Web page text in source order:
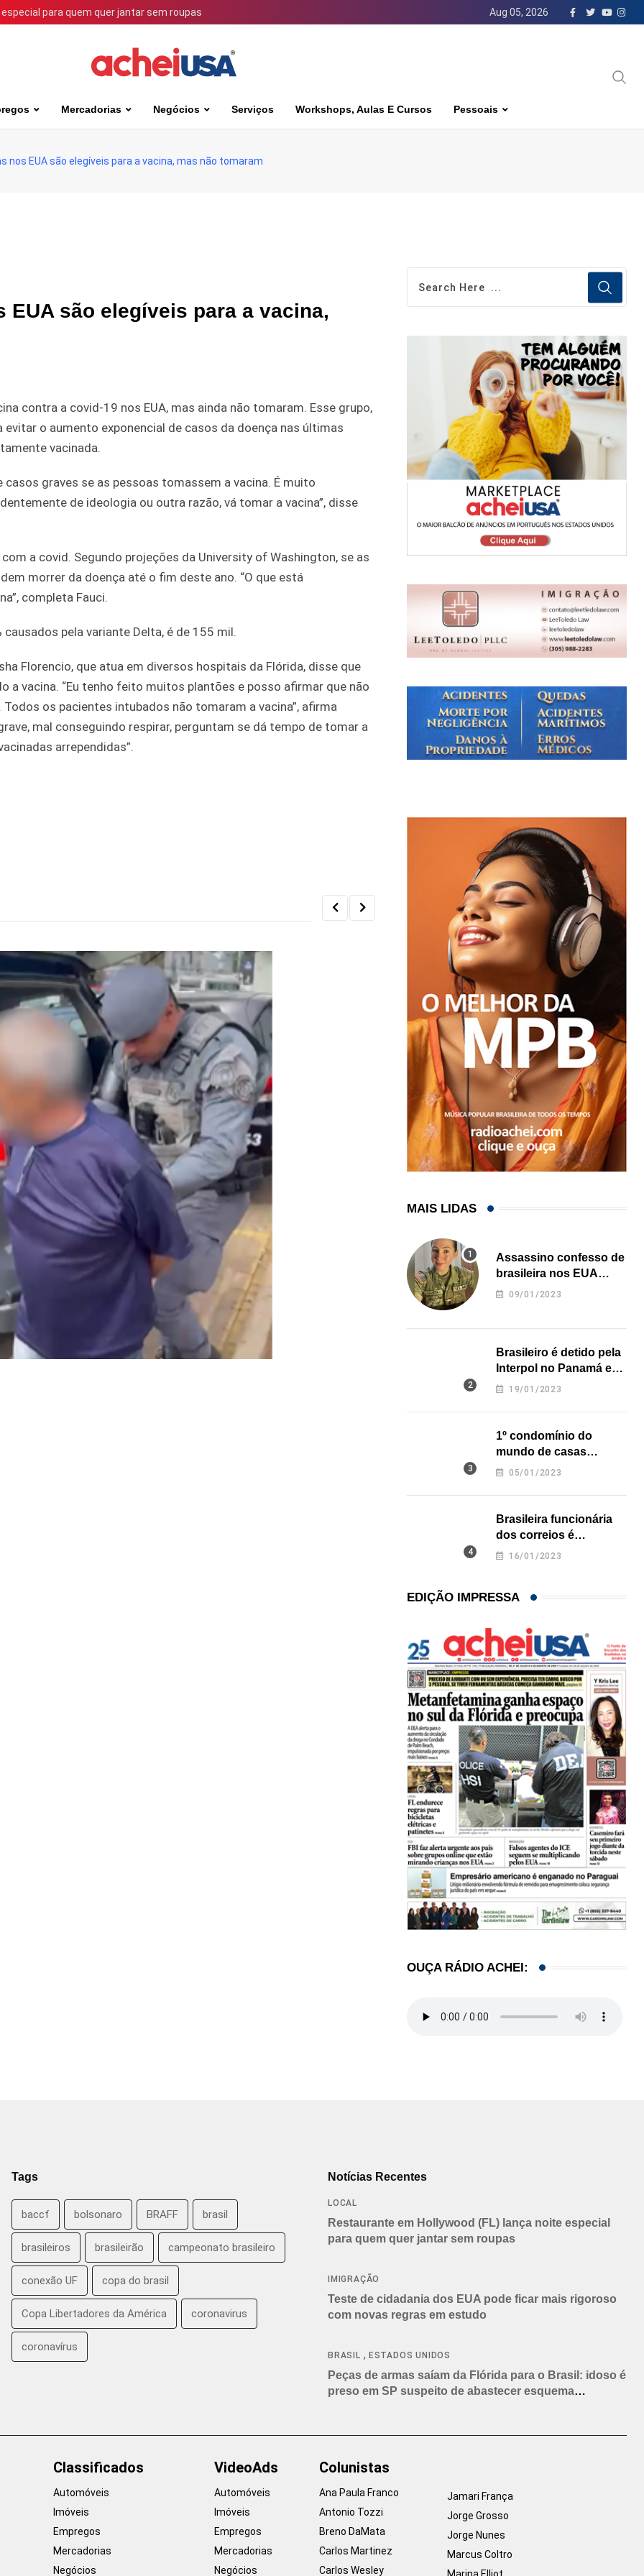
para quem quer jantar sem roupas Aug 05, 2026
Mercadorias Negócios Serviços Workshops, Aulas E Cursos Pessoais
nos EUA são elegíveis para a vacina, mas não tomaram
são elegíveis para a vacina,
contra a covid-19 nos EUA, mas ainda não tomaram. Esse grupo,
o aumento exponencial de casos da doença nas últimas
vacinada.
graves se as pessoas tomassem a vacina. É muito
de ideologia ou outra razão, vá tomar a vacina”, disse
a covid. Segundo projeções da University of Washington, se as
morrer da doença até o fim deste ano. “O que está
completa Fauci.
pela variante Delta, é de 155 mil.
Florencio, que atua em diversos hospitais da Flórida, disse que
a vacina. “Eu tenho feito muitos plantões e posso afirmar que não
os pacientes intubados não tomaram a vacina”, afirma
mal conseguindo respirar, perguntam se dá tempo de tomar a
arrependidas”.
ESTADOS UNIDOS ,
Em medida inédita, EUA revogam visto de
MAIS LIDAS
Assassino confesso de
brasileira nos EUA
revela onde deixou o
09/01/2023
Brasileiro é detido pela
Interpol no Panamá e
pode pegar prisão
19/01/2023
1º condomínio do
mundo de casas
impressas em 3D é
05/01/2023
Brasileira funcionária
dos correios é
assassinada a facadas
16/01/2023
EDIÇÃO IMPRESSA
OUÇA RÁDIO ACHEI:
Tags
baccf bolsonaro BRAFF brasil
brasileiros brasileirão campeonato brasileiro
conexão UF copa do brasil
Copa Libertadores da América coronavirus
coronavírus
Notícias Recentes
LOCAL
Restaurante em Hollywood (FL) lança noite especial
para quem quer jantar sem roupas
IMIGRAÇÃO
Teste de cidadania dos EUA pode ficar mais rigoroso
com novas regras em estudo
BRASIL , ESTADOS UNIDOS
Peças de armas saíam da Flórida para o Brasil: idoso é
preso em SP suspeito de abastecer esquema
Classificados
Automóveis
Imóveis
Empregos
Mercadorias
Negócios
VideoAds
Automóveis
Imóveis
Empregos
Mercadorias
Negócios
Colunistas
Ana Paula Franco
Antonio Tozzi
Breno DaMata
Carlos Martinez
Carlos Wesley
Jamari França
Jorge Grosso
Jorge Nunes
Marcus Coltro